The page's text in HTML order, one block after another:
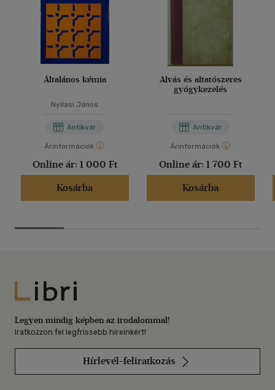
Általános kémia
Nyilasi János
Antikvár
Árinformációk
Online ár: 1 000 Ft
Kosárba
Alvás és altatószeres
gyógykezelés
Antikvár
Árinformációk
Online ár: 1 700 Ft
Kosárba
Libri
Legyen mindig képben az irodalommal!
Iratkozzon fel legfrissebb híreinkért!
Hírlevél-feliratkozás